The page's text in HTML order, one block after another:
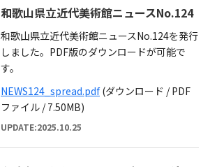
和歌山県立近代美術館ニュースNo.124
和歌山県立近代美術館ニュースNo.124を発行
しました。PDF版のダウンロードが可能で
す。
NEWS124_spread.pdf(ダウンロード / PDF
ファイル / 7.50MB)
UPDATE:2025.10.25